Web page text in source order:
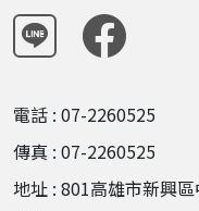
電話 : 07-2260525
傳真 : 07-2260525
地址 : 801高雄市新興